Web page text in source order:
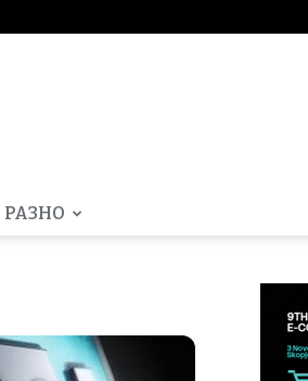
РАЗНО